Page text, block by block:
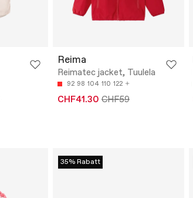
Reima
Reimatec jacket, Tuulela
92 98 104 110 122
CHF41.30 CHF59
35% Rabatt